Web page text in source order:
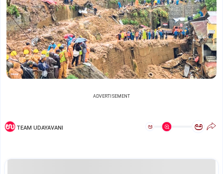
ADVERTISEMENT
TEAM UDAYAVANI ಅ ಅ